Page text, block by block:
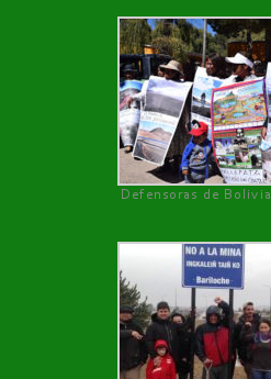
Defensoras de Bolivia